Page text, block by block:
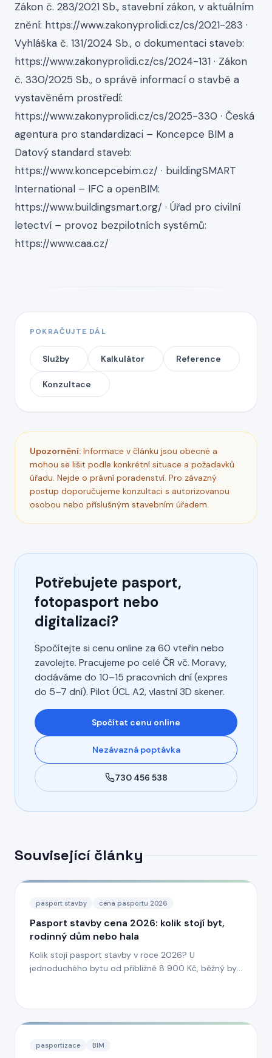
Zákon č. 283/2021 Sb., stavební zákon, v aktuálním
znění: https://www.zakonyprolidi.cz/cs/2021-283 ·
Vyhláška č. 131/2024 Sb., o dokumentaci staveb:
https://www.zakonyprolidi.cz/cs/2024-131 · Zákon
č. 330/2025 Sb., o správě informací o stavbě a
vystavěném prostředí:
https://www.zakonyprolidi.cz/cs/2025-330 · Česká
agentura pro standardizaci – Koncepce BIM a
Datový standard staveb:
https://www.koncepcebim.cz/ · buildingSMART
International – IFC a openBIM:
https://www.buildingsmart.org/ · Úřad pro civilní
letectví – provoz bezpilotních systémů:
https://www.caa.cz/
POKRAČUJTE DÁL
Služby Kalkulátor Reference
Konzultace
Upozornění: Informace v článku jsou obecné a
mohou se lišit podle konkrétní situace a požadavků
úřadu. Nejde o právní poradenství. Pro závazný
postup doporučujeme konzultaci s autorizovanou
osobou nebo příslušným stavebním úřadem.
Potřebujete pasport,
fotopasport nebo
digitalizaci?
Spočítejte si cenu online za 60 vteřin nebo
zavolejte. Pracujeme po celé ČR vč. Moravy,
dodáváme do 10–15 pracovních dní (expres
do 5–7 dní). Pilot ÚCL A2, vlastní 3D skener.
Spočítat cenu online
Nezávazná poptávka
730 456 538
Související články
pasport stavby cena pasportu 2026
Pasport stavby cena 2026: kolik stojí byt,
rodinný dům nebo hala
Kolik stojí pasport stavby v roce 2026? U
jednoduchého bytu od přibližně 8 900 Kč, běžný byt
administrativní budovy, provozní objekty a haly se
oceňují individuálně podle rozsahu zaměření, podlaží
pasportizace BIM